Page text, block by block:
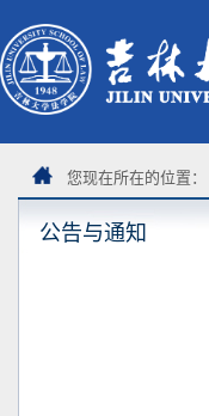
您现在所在的位置：
公告与通知